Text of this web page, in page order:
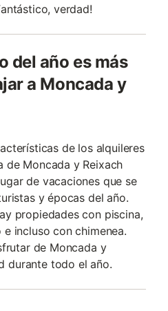
verdad!
del año es más
a Moncada y
de los alquileres
de Moncada y Reixach
de vacaciones que se
y épocas del año.
propiedades con piscina,
incluso con chimenea.
de Moncada y
durante todo el año.